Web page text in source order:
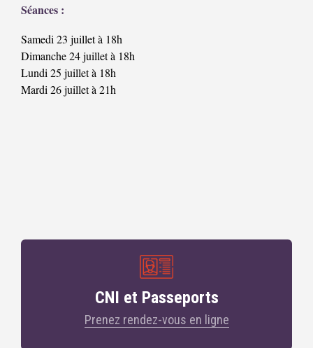
Séances :
Samedi 23 juillet à 18h
Dimanche 24 juillet à 18h
Lundi 25 juillet à 18h
Mardi 26 juillet à 21h
CNI et Passeports
Prenez rendez-vous en ligne